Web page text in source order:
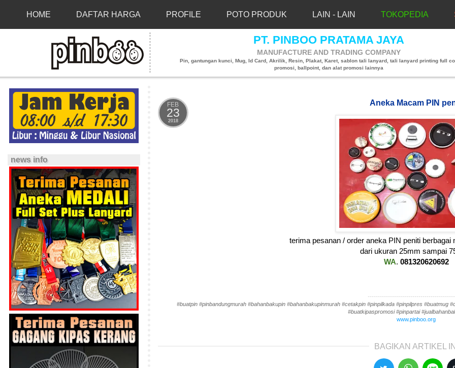
HOME DAFTAR HARGA PROFILE POTO PRODUK LAIN - LAIN TOKOPEDIA
PT. PINBOO PRATAMA JAYA
MANUFACTURE AND TRADING COMPANY
Pin, gantungan kunci, Mug, Id Card, Akrilik, Resin, Plakat, Karet, sablon tali lanyard, tali lanyard printing full
promosi, ballpoint, dan alat promosi lainnya
news info
FEB
23
2018
Aneka Macam PIN
terima pesanan / order aneka PIN peniti berbagai
dari ukuran 25mm sampai
WA. 081320620692
#buatpin #pinbandungmurah #bahanbakupin #bahanbakupinmurah #cetakpin #pinpilkada #pinpilpres
#buatkipaspromosi #pinpartai
www.pinboo.org
BAGIKAN ARTIKEL